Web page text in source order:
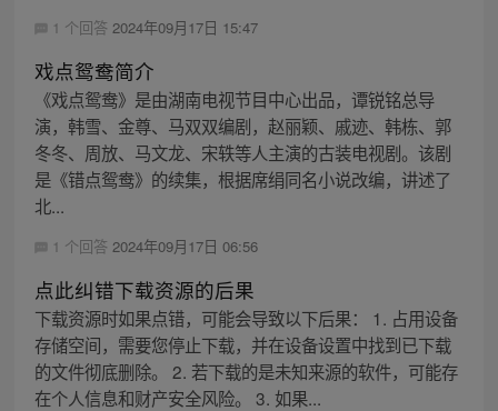
1 个回答 2024年09月17日 15:47
戏点鸳鸯简介
《戏点鸳鸯》是由湖南电视节目中心出品，谭锐铭总导
演，韩雪、金尊、马双双编剧，赵丽颖、戚迹、韩栋、郭
冬冬、周放、马文龙、宋轶等人主演的古装电视剧。该剧
是《错点鸳鸯》的续集，根据席绢同名小说改编，讲述了
北...
1 个回答 2024年09月17日 06:56
点此纠错下载资源的后果
下载资源时如果点错，可能会导致以下后果： 1. 占用设备
存储空间，需要您停止下载，并在设备设置中找到已下载
的文件彻底删除。 2. 若下载的是未知来源的软件，可能存
在个人信息和财产安全风险。 3. 如果...